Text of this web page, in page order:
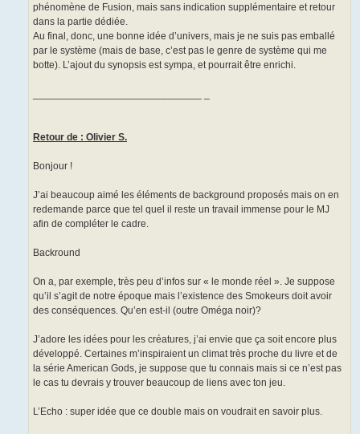
phénomène de Fusion, mais sans indication supplémentaire et retour
dans la partie dédiée.
Au final, donc, une bonne idée d’univers, mais je ne suis pas emballé
par le système (mais de base, c’est pas le genre de système qui me
botte). L’ajout du synopsis est sympa, et pourrait être enrichi.
Retour de : Olivier S.
Bonjour !
J’ai beaucoup aimé les éléments de background proposés mais on en
redemande parce que tel quel il reste un travail immense pour le MJ
afin de compléter le cadre.
Backround
On a, par exemple, très peu d’infos sur « le monde réel ». Je suppose
qu’il s’agit de notre époque mais l’existence des Smokeurs doit avoir
des conséquences. Qu’en est-il (outre Oméga noir)?
J’adore les idées pour les créatures, j’ai envie que ça soit encore plus
développé. Certaines m’inspiraient un climat très proche du livre et de
la série American Gods, je suppose que tu connais mais si ce n’est pas
le cas tu devrais y trouver beaucoup de liens avec ton jeu.
L’Echo : super idée que ce double mais on voudrait en savoir plus.